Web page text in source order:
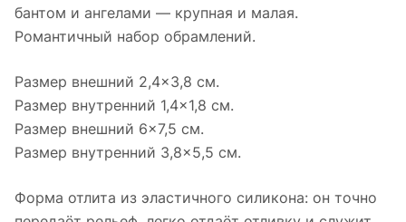
бантом и ангелами — крупная и малая.
Романтичный набор обрамлений.
Размер внешний 2,4×3,8 см.
Размер внутренний 1,4×1,8 см.
Размер внешний 6×7,5 см.
Размер внутренний 3,8×5,5 см.
Форма отлита из эластичного силикона: он точно